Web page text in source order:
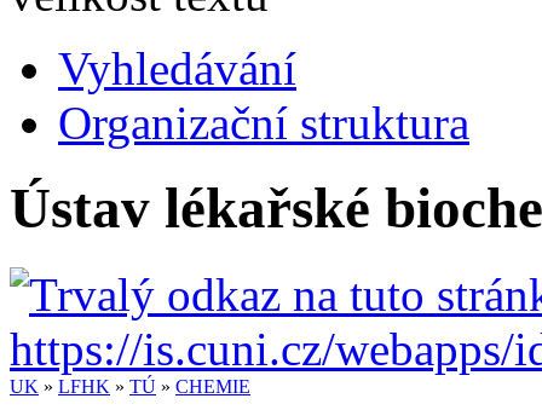
Vyhledávání
Organizační struktura
Ústav lékařské
UK » LFHK » TÚ » CHEMIE